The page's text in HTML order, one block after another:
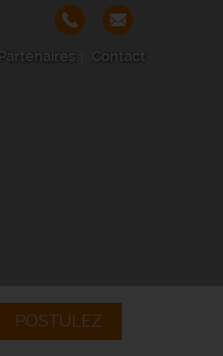
Partenaires Contact
POSTULEZ